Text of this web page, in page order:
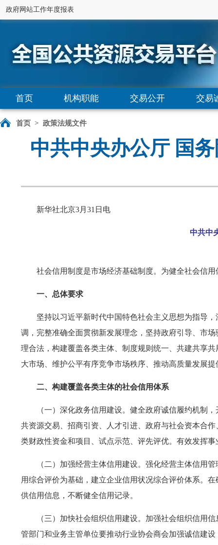
政府网站工作年度报表
首页 机构职能 交易公开 交易
首页 > 政策法规文件
中共中央办公厅 国
新华社北京3月31日电
中共中
社会信用制度是市场经济基础制度。为健全社会信
一、总体要求
坚持以习近平新时代中国特色社会主义思想为指导
调，完整准确全面贯彻新发展理念，坚持政府引导、市
理合法，构建覆盖各类主体、制度规则统一、共建共享
大市场、维护公平有序竞争市场秩序、推动高质量发展提
二、构建覆盖各类主体的社会信用体系
（一）深化政务信用建设。健全政府诚信履约机制
共资源交易、招商引资、人才引进、政府与社会资本合
类财政性资金和项目、试点示范、评先评优。有效发挥
（二）加强经营主体信用建设。强化经营主体信用
用综合评价为基础，建立企业信用状况综合评价体系。
供信用信息，不断健全信用记录。
（三）加快社会组织信用建设。加强社会组织信用
管部门和业务主管单位要推动行业协会商会加强诚信建